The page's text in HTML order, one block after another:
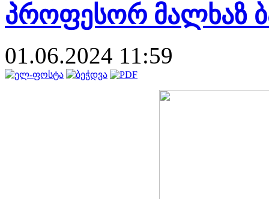
პროფესორ მალხაზ
01.06.2024 11:59